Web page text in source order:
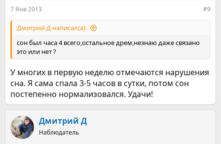
7 Янв 2013 #9
Дмитрий Д написал(а):
сон был часа 4 всего,остальное дрем,незнаю даже связано
это или нет ?
У многих в первую неделю отмечаются нарушения
сна. Я сама спала 3-5 часов в сутки, потом сон
постепенно нормализовался. Удачи!
Дмитрий Д
Наблюдатель